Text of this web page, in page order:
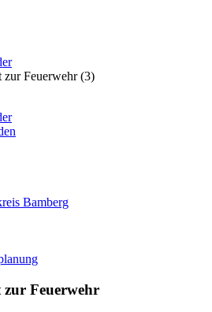
Feuerwehr (3)
Bamberg
Feuerwehr